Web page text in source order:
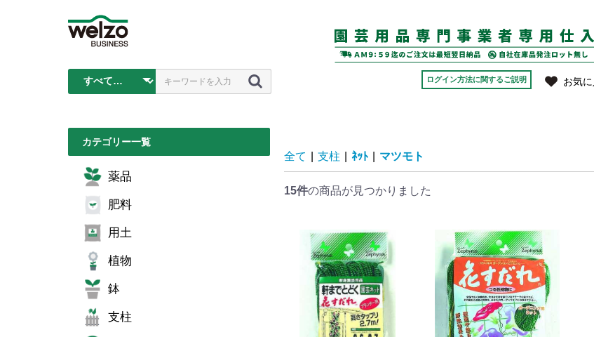
ログイン方法に関するご説明 お気に
カテゴリー一覧
薬品
肥料
用土
植物
鉢
支柱
全て 支柱 ﾈｯﾄ マツモト
15件の商品が見つかりました